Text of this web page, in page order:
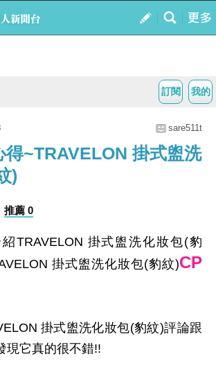
我的
訂閱
sare511t
得~TRAVELON 掛式盥洗
)
推薦 0
TRAVELON 掛式盥洗化妝包(豹
掛式盥洗化妝包(豹紋)CP
掛式盥洗化妝包(豹紋)評論跟
現它真的很不錯!!